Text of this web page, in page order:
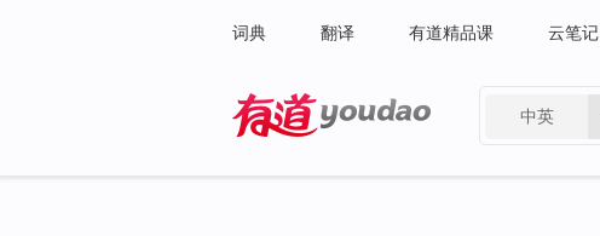
词典 翻译 有道精品课 云笔记
中英